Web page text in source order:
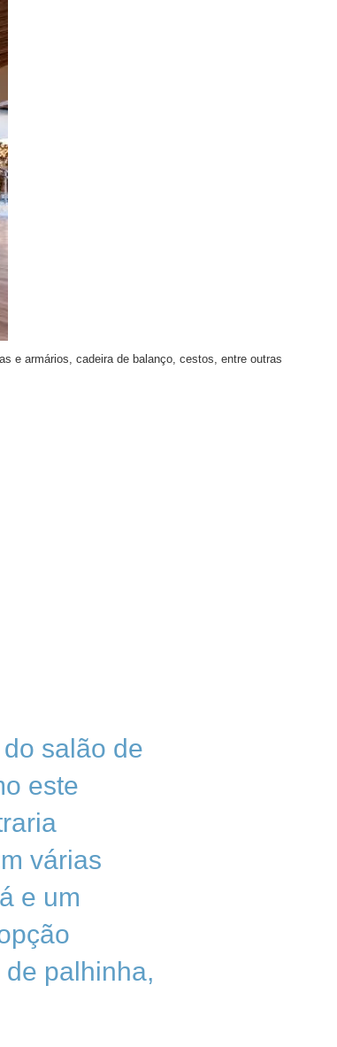
e armários, cadeira de balanço, cestos, entre outras
salão de
este
várias
e um
palhinha,